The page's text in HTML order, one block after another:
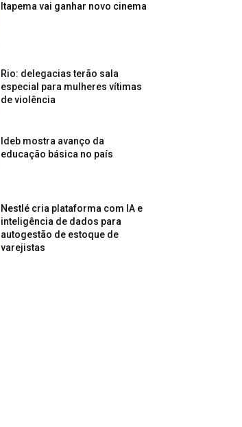
Itapema vai ganhar novo cinema
Rio: delegacias terão sala
especial para mulheres vítimas
de violência
Ideb mostra avanço da
educação básica no país
Nestlé cria plataforma com IA e
inteligência de dados para
autogestão de estoque de
varejistas